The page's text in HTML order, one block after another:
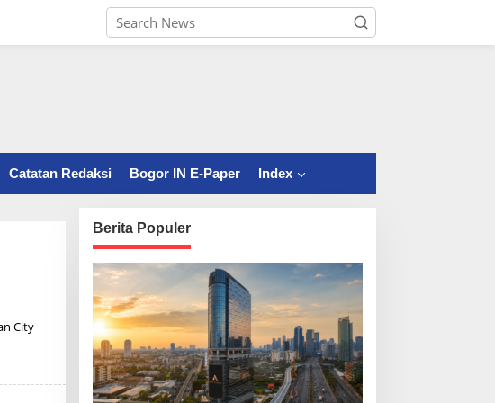
Catatan Redaksi Bogor IN E-Paper Index
City
Berita Populer